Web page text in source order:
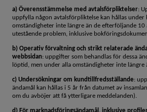
a) Överensstämmelse med avtalsförpliktelser:
uppfylla någon avtalsförpliktelse kan hållas
omständigheter inte längre än de efterföljande
utestående problem, inklusive
b) Operativ förvaltning och strikt relaterade
webbsidan: uppgifter som behandlas för dessa
löptid, men under alla omständigheter inte
c) Undersökningar om kundtillfredsställande:
ändamål kan hållas i 5 år från datumet av
om du avböjer att få ytterligare meddelanden).